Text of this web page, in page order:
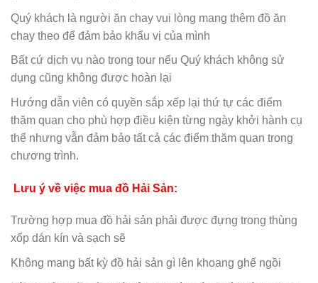
Quý khách là người ăn chay vui lòng mang thêm đồ ăn
chay theo để đảm bảo khẩu vị của mình
Bất cứ dịch vụ nào trong tour nếu Quý khách không sử
dụng cũng không được hoàn lại
Hướng dẫn viên có quyền sắp xếp lại thứ tự các điểm
thăm quan cho phù hợp điều kiện từng ngày khởi hành cụ
thể nhưng vẫn đảm bảo tất cả các điểm thăm quan trong
chương trình.
Lưu ý về việc mua đồ Hải Sản:
Trường hợp mua đồ hải sản phải được đựng trong thùng
xốp dán kín và sạch sẽ
Không mang bất kỳ đồ hải sản gì lên khoang ghế ngồi